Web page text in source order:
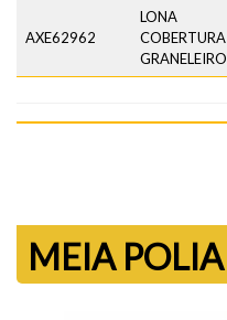
AXE62962
LONA
COBERTURA
GRANELEIRO
MEIA POLIA